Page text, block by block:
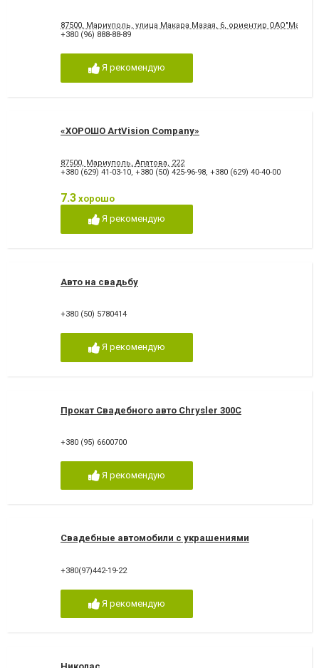
87500, Мариуполь, улица Макара Мазая, 6, ориентир
+380 (96) 888-88-89
Я рекомендую
«ХОРОШО ArtVision Company»
87500, Мариуполь, Апатова, 222
+380 (629) 41-03-10, +380 (50) 425-96-98, +380 (629) 40-40-00
7.3 хорошо
Я рекомендую
Авто на свадьбу
+380 (50) 5780414
Я рекомендую
Прокат Свадебного авто Chrysler 300C
+380 (95) 6600700
Я рекомендую
Свадебные автомобили с украшениями
+380(97)442-19-22
Я рекомендую